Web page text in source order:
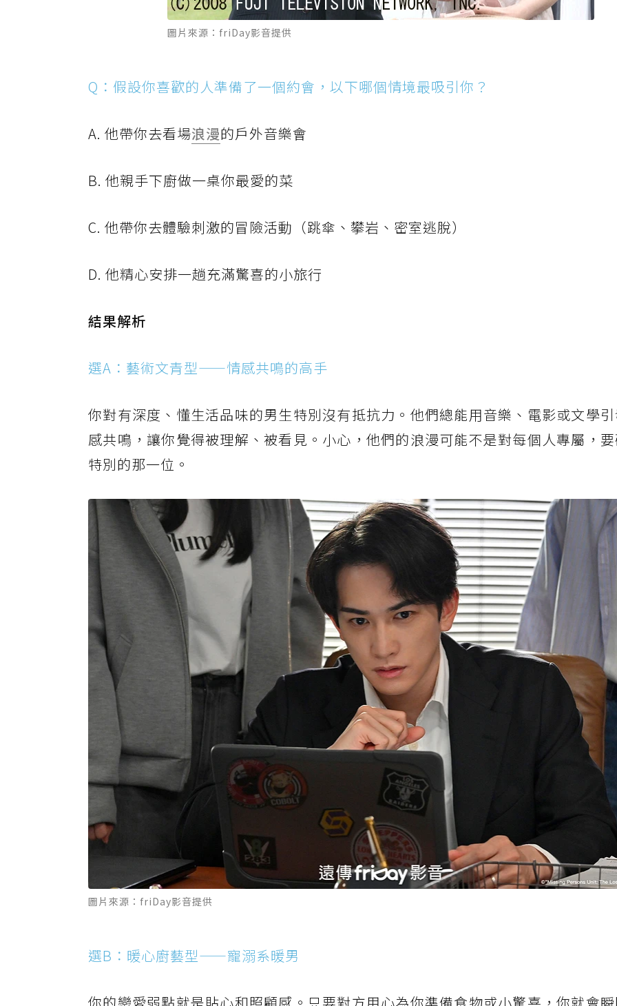
圖片來源：friDay影音提供
Q：假設你喜歡的人準備了一個約會，以下哪個情境最吸引你？
A. 他帶你去看場浪漫的戶外音樂會
B. 他親手下廚做一桌你最愛的菜
C. 他帶你去體驗刺激的冒險活動（跳傘、攀岩、密室逃脫）
D. 他精心安排一趟充滿驚喜的小旅行
結果解析
選A：藝術文青型——情感共鳴的高手
你對有深度、懂生活品味的男生特別沒有抵抗力。他們總能用音樂、電影或文學
感共鳴，讓你覺得被理解、被看見。小心，他們的浪漫可能不是對每個人專屬，
特別的那一位。
圖片來源：friDay影音提供
選B：暖心廚藝型——寵溺系暖男